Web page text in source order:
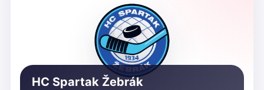
HC Spartak Žebrák